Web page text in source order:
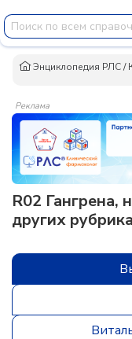
Энциклопедия РЛС/
Реклама
R02 Гангрена,
других